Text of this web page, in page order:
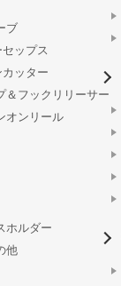
ブ
ップス
ッター
＆フックリリーサー
オンリール
ホルダー
他